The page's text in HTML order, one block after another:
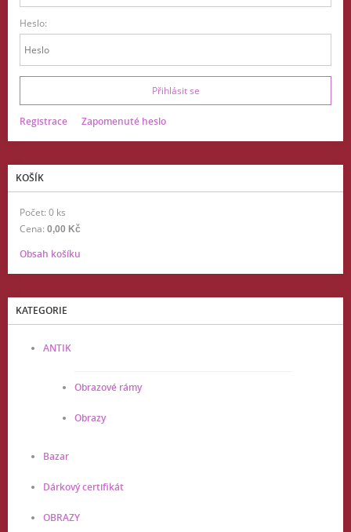
Heslo:
Registrace Zapomenuté heslo
KOŠÍK
Počet: 0 ks
Cena: 0,00 Kč
Obsah košíku
KATEGORIE
ANTIK
Obrazové rámy
Obrazy
Bazar
Dárkový certifikát
OBRAZY